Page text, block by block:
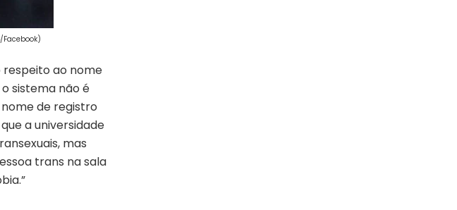
respeito ao nome
sistema não é
de registro
a universidade
mas
trans na sala